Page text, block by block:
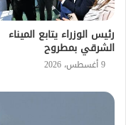
رئيس الوزراء يتابع الميناء
الشرقي بمطروح
9 أغسطس، 2026